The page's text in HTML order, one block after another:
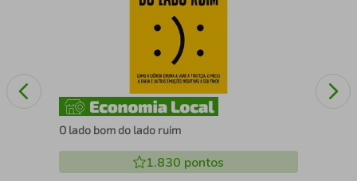
O lado bom do lado ruim
1.830 pontos